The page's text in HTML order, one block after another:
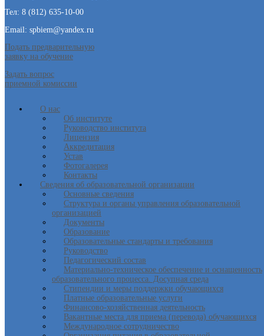
Тел: 8 (812) 635-10-00
Email: spbiem@yandex.ru
Подать предварительную
заявку на обучение
Задать вопрос
приемной комиссии
О нас
Об институте
Руководство института
Лицензия
Аккредитация
Устав
Фотогалерея
Контакты
Сведения об образовательной организации
Основные сведения
Структура и органы управления образовательной
организацией
Документы
Образование
Образовательные стандарты и требования
Руководство
Педагогический состав
Материально-техническое обеспечение и оснащенность
образовательного процесса. Досупная среда
Стипендии и меры поддержки обучающихся
Платные образовательные услуги
Финансово-хозяйственная деятельность
Вакантные места для приема (перевода) обучающихся
Международное сотрудничество